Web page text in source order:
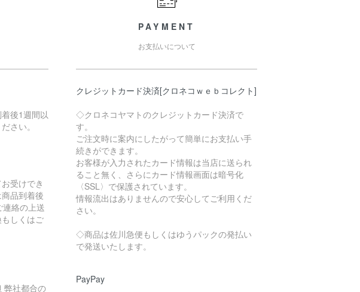
後1週間以
さい。
受けでき
品到着後
絡の上送
しくはご
弊社都合の
PAYMENT
お支払いについて
クレジットカード決済[クロネコｗｅｂコレクト]
◇クロネコヤマトのクレジットカード決済で
す。
ご注文時に案内にしたがって簡単にお支払い手
続きができます。
お客様が入力されたカード情報は当店に送られ
ること無く、さらにカード情報画面は暗号化
〈SSL〉で保護されています。
情報流出はありませんので安心してご利用くだ
さい。
◇商品は佐川急便もしくはゆうパックの発払い
で発送いたします。
PayPay